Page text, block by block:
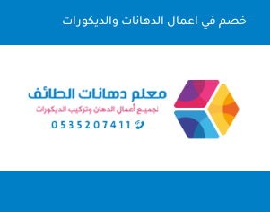
خصم في اعمال الدهانات والديكورات